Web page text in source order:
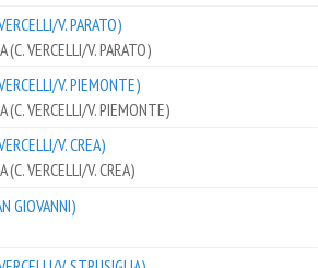
V. PARATO)
(C. VERCELLI/V. PARATO)
V. PIEMONTE)
(C. VERCELLI/V. PIEMONTE)
V. CREA)
(C. VERCELLI/V. CREA)
GIOVANNI)